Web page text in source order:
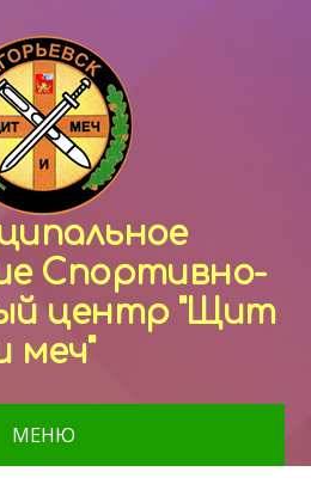
Спортивно-
центр "Щит
меч"
МЕНЮ